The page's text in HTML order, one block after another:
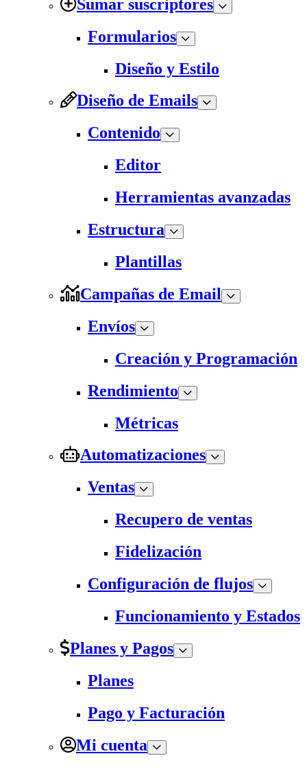
Sumar suscriptores
Formularios
Diseño y Estilo
Diseño de Emails
Contenido
Editor
Herramientas avanzadas
Estructura
Plantillas
Campañas de Email
Envíos
Creación y Programación
Rendimiento
Métricas
Automatizaciones
Ventas
Recupero de ventas
Fidelización
Configuración de flujos
Funcionamiento y Estados
Planes y Pagos
Planes
Pago y Facturación
Mi cuenta